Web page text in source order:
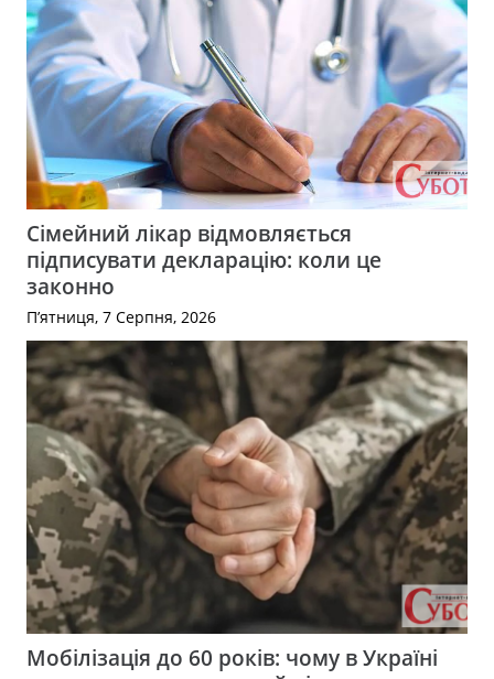
Сімейний лікар відмовляється
підписувати декларацію: коли це
законно
П’ятниця, 7 Серпня, 2026
Мобілізація до 60 років: чому в Україні